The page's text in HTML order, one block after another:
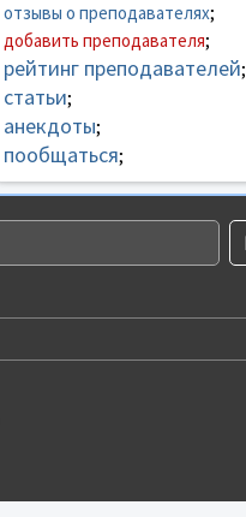
отзывы о преподавателях;
добавить преподавателя;
рейтинг преподавателей;
статьи;
анекдоты;
пообщаться;